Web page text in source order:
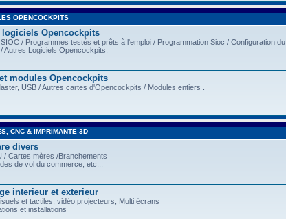
OPENCOCKPITS
logiciels Opencockpits
/ Programmes testés et prêts à l'emploi / Programmation Sioc / Configuration du
Autres Logiciels Opencockpits.
modules Opencockpits
USB / Autres cartes d'Opencockpits / Modules entiers .
CNC & IMPRIMANTE 3D
divers
/ Cartes mères /Branchements
de vol du commerce, etc...
interieur et exterieur
et tactiles, vidéo projecteurs, Multi écrans
et installations